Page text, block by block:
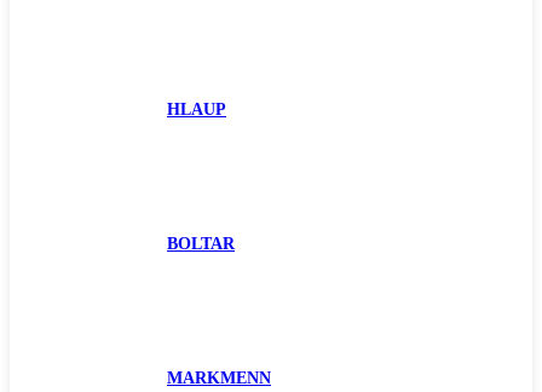
HLAUP
BOLTAR
MARKMENN